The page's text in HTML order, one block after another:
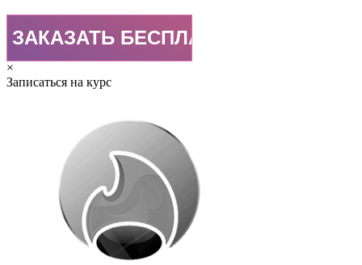
×
Записаться на курс